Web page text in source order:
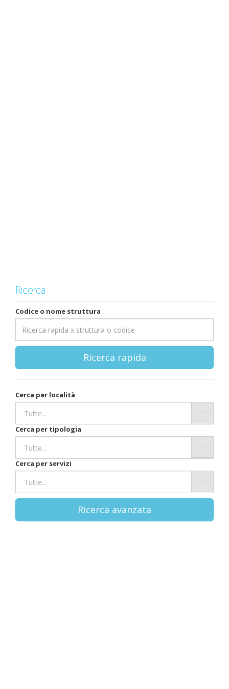
Ricerca
Codice o nome struttura
Ricerca rapida
Cerca per località
Cerca per tipologia
Cerca per servizi
Ricerca avanzata